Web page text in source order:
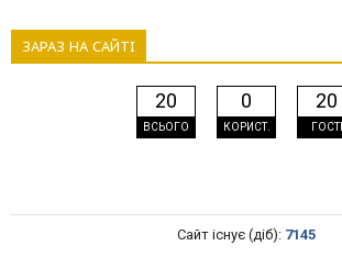
ЗАРАЗ НА САЙТІ
20
ВСЬОГО
0
КОРИСТ.
20
ГОСТІ
Сайт існує (діб): 7145